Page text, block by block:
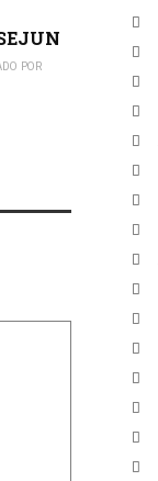
POR